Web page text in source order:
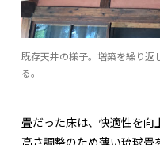
既存天井の様子。増築を繰り返
る。
畳だった床は、快適性を向
高さ調整のため薄い琉球畳